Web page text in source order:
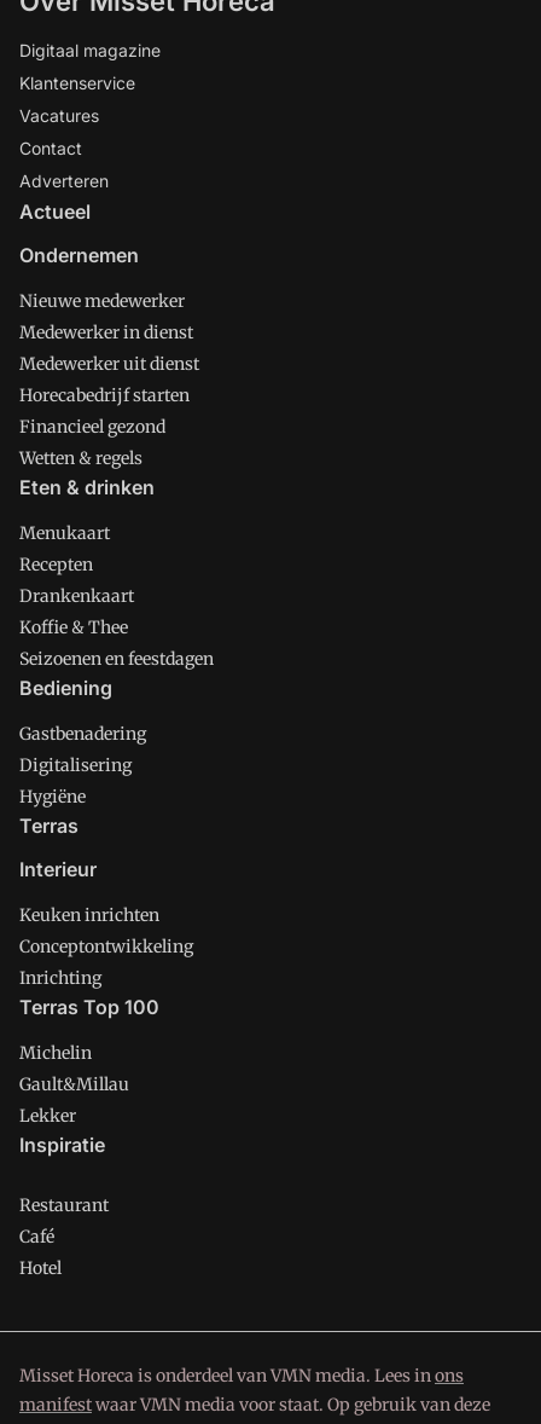
Digitaal magazine
Klantenservice
Vacatures
Contact
Adverteren
Actueel
Ondernemen
Nieuwe medewerker
Medewerker in dienst
Medewerker uit dienst
Horecabedrijf starten
Financieel gezond
Wetten & regels
Eten & drinken
Menukaart
Recepten
Drankenkaart
Koffie & Thee
Seizoenen en feestdagen
Bediening
Gastbenadering
Digitalisering
Hygiëne
Terras
Interieur
Keuken inrichten
Conceptontwikkeling
Inrichting
Terras Top 100
Michelin
Gault&Millau
Lekker
Inspiratie
Restaurant
Café
Hotel
Misset Horeca is onderdeel van VMN media. Lees inons
manifestwaar VMN media voor staat. Op gebruik van deze